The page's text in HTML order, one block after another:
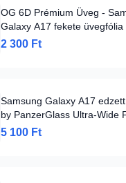
OG 6D Prémium Üveg -
Galaxy A17 fekete üvegfólia
2 300 Ft
Samsung Galaxy A17
by PanzerGlass Ultra-Wide
5 100 Ft